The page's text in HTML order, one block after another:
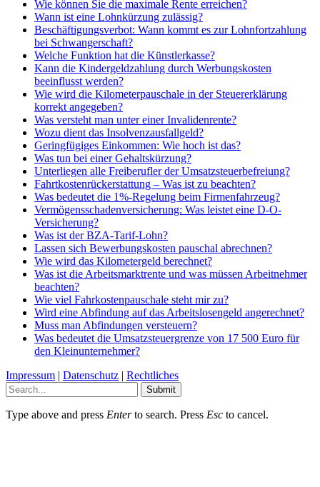
Wie können Sie die maximale Rente erreichen?
Wann ist eine Lohnkürzung zulässig?
Beschäftigungsverbot: Wann kommt es zur Lohnfortzahlung
bei Schwangerschaft?
Welche Funktion hat die Künstlerkasse?
Kann die Kindergeldzahlung durch Werbungskosten
beeinflusst werden?
Wie wird die Kilometerpauschale in der Steuererklärung
korrekt angegeben?
Was versteht man unter einer Invalidenrente?
Wozu dient das Insolvenzausfallgeld?
Geringfügiges Einkommen: Wie hoch ist das?
Was tun bei einer Gehaltskürzung?
Unterliegen alle Freiberufler der Umsatzsteuerbefreiung?
Fahrtkostenrückerstattung – Was ist zu beachten?
Was bedeutet die 1%-Regelung beim Firmenfahrzeug?
Vermögensschadenversicherung: Was leistet eine D-O-
Versicherung?
Was ist der BZA-Tarif-Lohn?
Lassen sich Bewerbungskosten pauschal abrechnen?
Wie wird das Kilometergeld berechnet?
Was ist die Arbeitsmarktrente und was müssen Arbeitnehmer
beachten?
Wie viel Fahrkostenpauschale steht mir zu?
Wird eine Abfindung auf das Arbeitslosengeld angerechnet?
Muss man Abfindungen versteuern?
Was bedeutet die Umsatzsteuergrenze von 17 500 Euro für
den Kleinunternehmer?
Impressum | Datenschutz | Rechtliches
Submit
Type above and press Enterto search. Press Esc to cancel.